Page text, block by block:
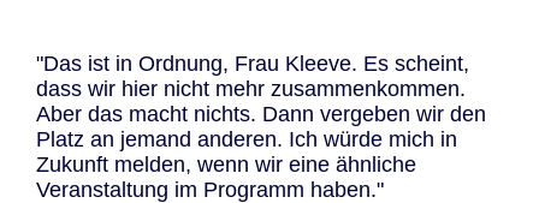
"Das ist in Ordnung, Frau Kleeve. Es scheint,
dass wir hier nicht mehr zusammenkommen.
Aber das macht nichts. Dann vergeben wir den
Platz an jemand anderen. Ich würde mich in
Zukunft melden, wenn wir eine ähnliche
Veranstaltung im Programm haben."